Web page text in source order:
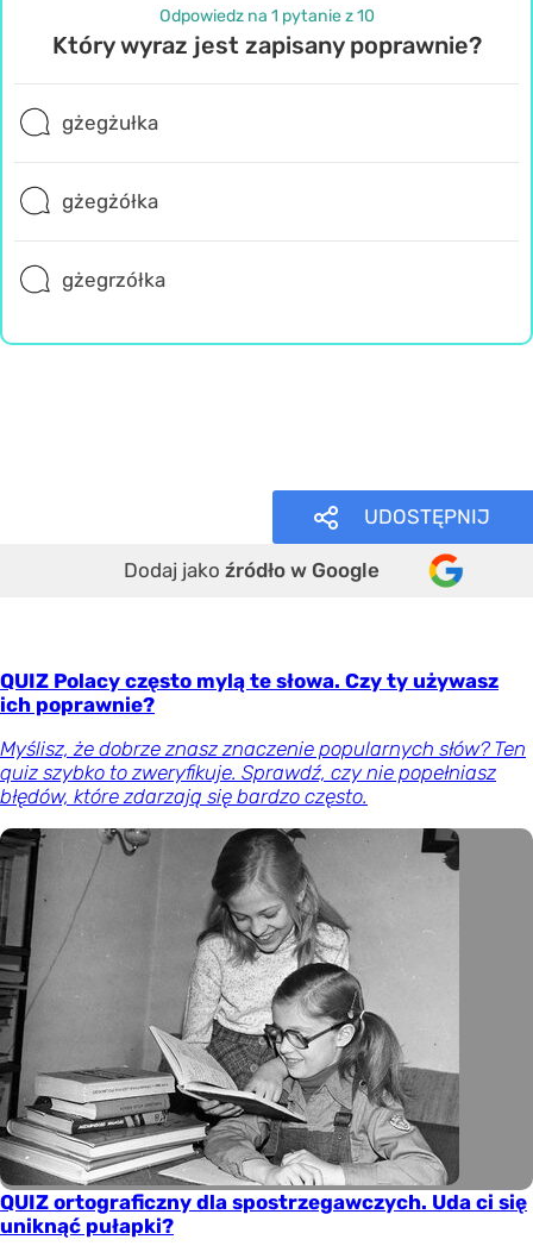
Odpowiedz na 1 pytanie z 10
Który wyraz jest zapisany poprawnie?
gżegżułka
gżegżółka
gżegrzółka
UDOSTĘPNIJ
Dodaj jako źródło w Google
QUIZ Polacy często mylą te słowa. Czy ty używasz
ich poprawnie?
Myślisz, że dobrze znasz znaczenie popularnych słów? Ten
quiz szybko to zweryfikuje. Sprawdź, czy nie popełniasz
błędów, które zdarzają się bardzo często.
QUIZ ortograficzny dla spostrzegawczych. Uda ci się
uniknąć pułapki?